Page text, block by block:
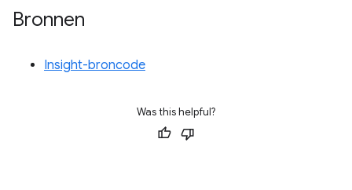
Bronnen
Insight-broncode
Was this helpful?